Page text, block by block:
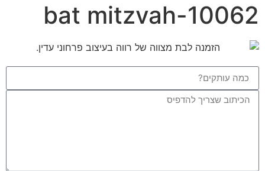
bat mitzvah-10062